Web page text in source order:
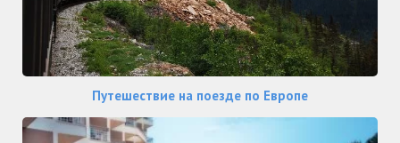
Путешествие на поезде по Европе